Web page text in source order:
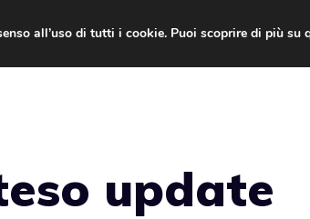
update
all’uso di tutti i cookie. Puoi scoprire di più